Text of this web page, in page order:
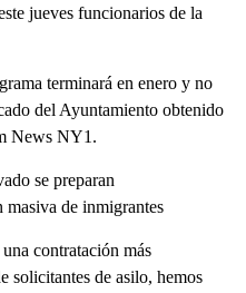
jueves funcionarios de la
terminará en enero y no
del Ayuntamiento obtenido
News NY1.
se preparan
masiva de inmigrantes
contratación más
solicitantes de asilo, hemos